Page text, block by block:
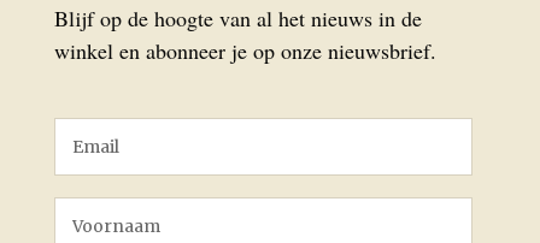
Blijf op de hoogte van al het nieuws in de
winkel en abonneer je op onze nieuwsbrief.